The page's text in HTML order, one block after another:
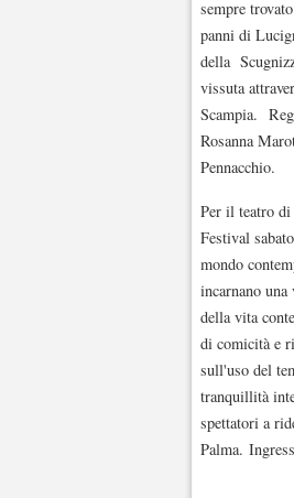
sempre
panni di
della
vissuta
Scampia.
Rosanna
Pennacchio.
Per il teatro di
Festival
mondo
incarnano
della vita
di comicità e
sull'uso del
tranquillità
spettatori a
Palma.